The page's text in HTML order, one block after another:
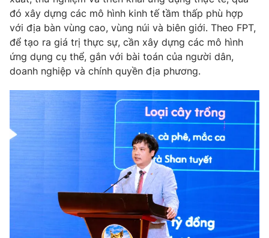
® Cấm sao chép dưới mọi hình thức nếu không có sự chấp
thuận bằng văn bản. Ghi rõ nguồn VTV.vn khi phát hành lại
thông tin từ website này.
đó xây dựng các mô hình kinh tế tầm thấp phù hợp
với địa bàn vùng cao, vùng núi và biên giới. Theo FPT,
để tạo ra giá trị thực sự, cần xây dựng các mô hình
ứng dụng cụ thể, gắn với bài toán của người dân,
doanh nghiệp và chính quyền địa phương.